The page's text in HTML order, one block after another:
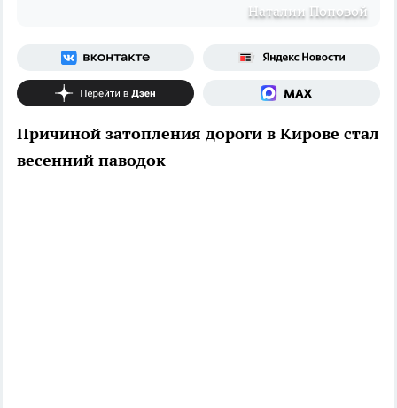
Наталии Поповой
Причиной затопления дороги в Кирове стал
весенний паводок